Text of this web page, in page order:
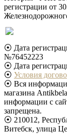
регистрации от
⦿ Дата
№76452223
⦿ Дата
⦿ Условия
⦿ Вся
магазина
информации с
запрещена.
⦿ 210012,
Витебск, улица